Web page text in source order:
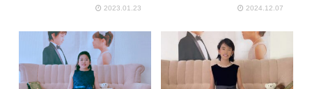
2023.01.23 2024.12.07